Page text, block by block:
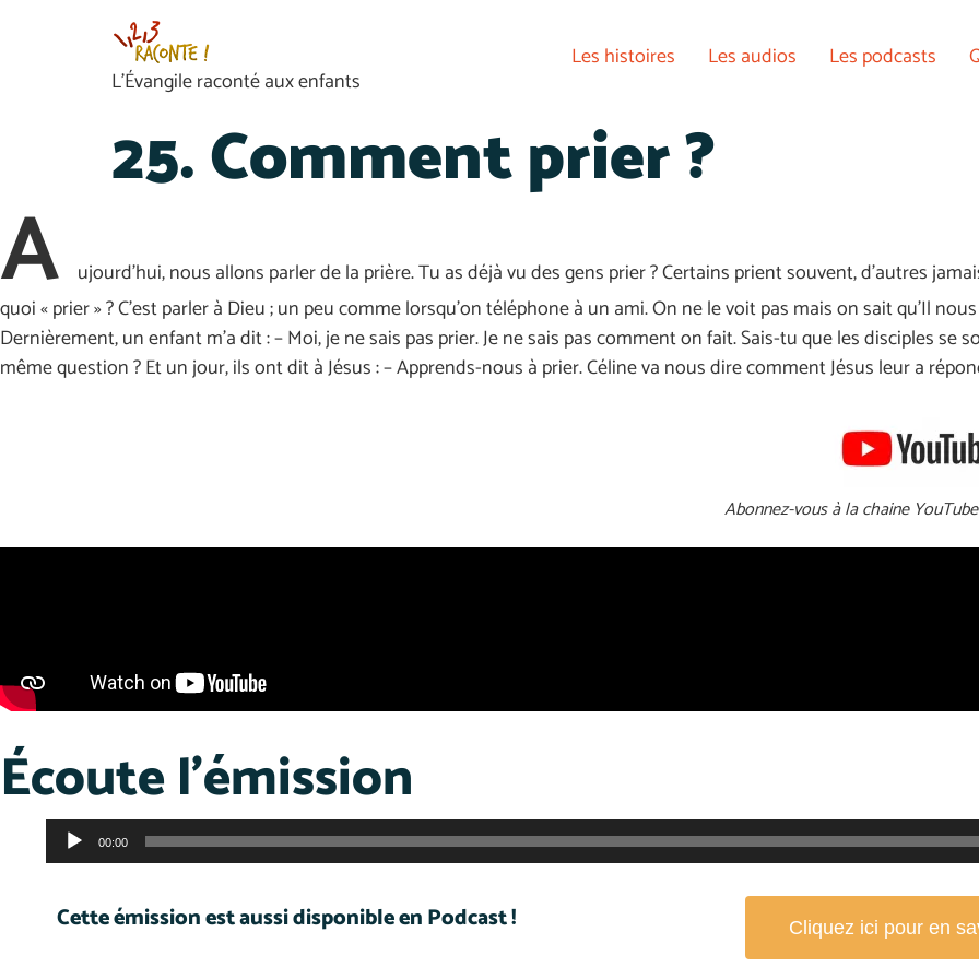
L’Évangile raconté aux enfants
Les histoires Les audios Les podcasts
25. Comment prier ?
A ujourd’hui, nous allons parler de la prière. Tu as déjà vu des gens prier ? Certains prient souvent, d’autres
quoi « prier » ? C’est parler à Dieu ; un peu comme lorsqu’on téléphone à un ami. On ne le voit pas mais on sait qu’Il
Dernièrement, un enfant m’a dit : – Moi, je ne sais pas prier. Je ne sais pas comment on fait. Sais-tu que les disciples se
même question ? Et un jour, ils ont dit à Jésus : – Apprends-nous à prier. Céline va nous dire comment Jésus leur a
Abonnez-vous à la chaine
Écoute l'émission
Lecteur
audio
00:00
Cette émission est aussi disponible en Podcast ! Cliquez ici pour en